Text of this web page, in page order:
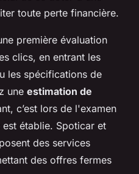
toute perte financière.
première évaluation
clics, en entrant les
les spécifications de
une estimation de
c’est lors de l'examen
établie. Spoticar et
des services
des offres fermes